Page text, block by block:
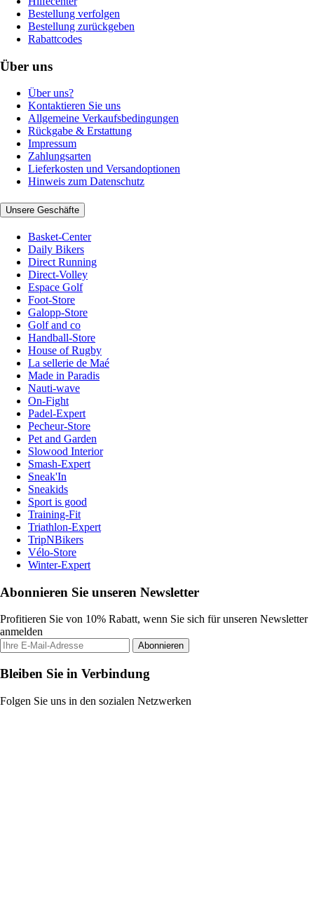
Bestellung verfolgen
Bestellung zurückgeben
Rabattcodes
Über uns
Über uns?
Kontaktieren Sie uns
Allgemeine Verkaufsbedingungen
Rückgabe & Erstattung
Impressum
Zahlungsarten
Lieferkosten und Versandoptionen
Hinweis zum Datenschutz
Unsere Geschäfte
Basket-Center
Daily Bikers
Direct Running
Direct-Volley
Espace Golf
Foot-Store
Galopp-Store
Golf and co
Handball-Store
House of Rugby
La sellerie de Maé
Made in Paradis
Nauti-wave
On-Fight
Padel-Expert
Pecheur-Store
Pet and Garden
Slowood Interior
Smash-Expert
Sneak'In
Sneakids
Sport is good
Training-Fit
Triathlon-Expert
TripNBikers
Vélo-Store
Winter-Expert
Abonnieren Sie unseren Newsletter
Profitieren Sie von 10% Rabatt, wenn Sie sich für unseren Newsletter
anmelden
Abonnieren
Bleiben Sie in Verbindung
Folgen Sie uns in den sozialen Netzwerken